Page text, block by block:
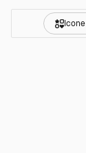
Icone